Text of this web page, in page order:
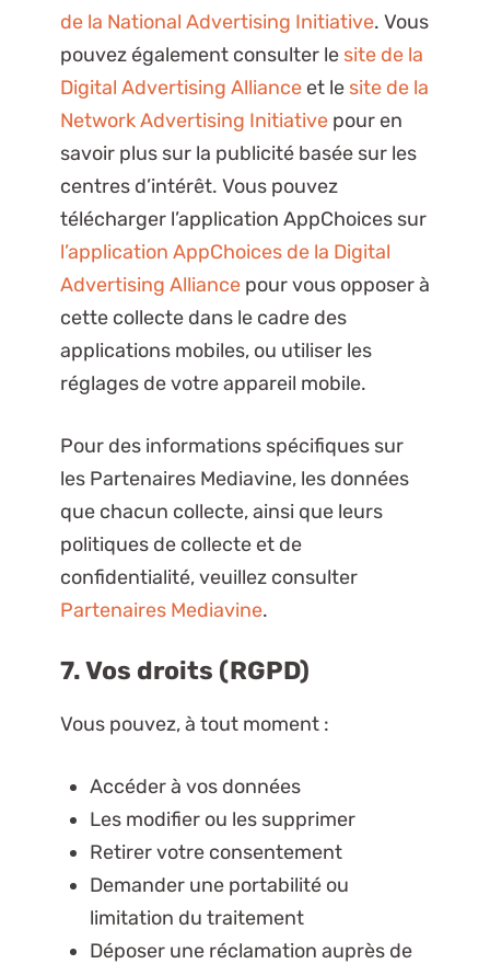
de la National Advertising Initiative. Vous
pouvez également consulter le site de la
Digital Advertising Allianceet le site de la
Network Advertising Initiativepour en
savoir plus sur la publicité basée sur les
centres d’intérêt. Vous pouvez
télécharger l’application AppChoices sur
l’application AppChoices de la Digital
Advertising Alliancepour vous opposer à
cette collecte dans le cadre des
applications mobiles, ou utiliser les
réglages de votre appareil mobile.
Pour des informations spécifiques sur
les Partenaires Mediavine, les données
que chacun collecte, ainsi que leurs
politiques de collecte et de
confidentialité, veuillez consulter
Partenaires Mediavine.
7. Vos droits (RGPD)
Vous pouvez, à tout moment :
Accéder à vos données
Les modifier ou les supprimer
Retirer votre consentement
Demander une portabilité ou
limitation du traitement
Déposer une réclamation auprès de